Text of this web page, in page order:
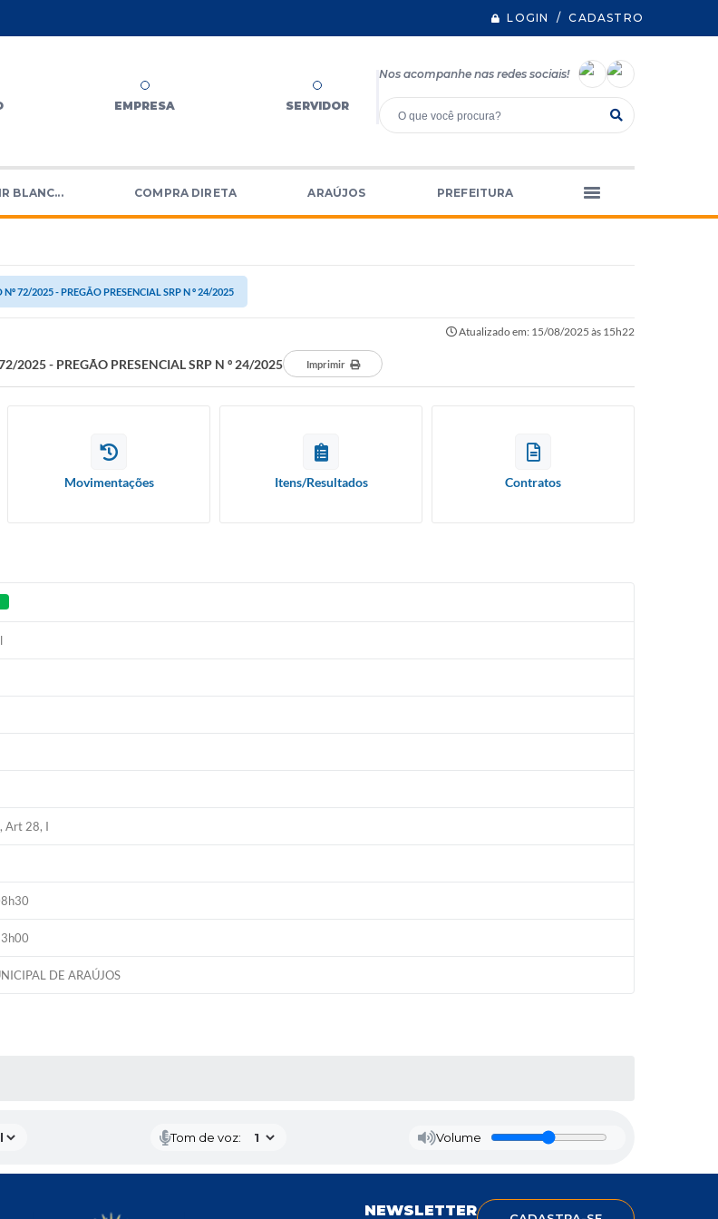
LOGIN / CADASTRO
EMPRESA SERVIDOR
Nos acompanhe nas redes sociais!
BLANC... COMPRA DIRETA ARAÚJOS PREFEITURA
72/2025 - PREGÃO PRESENCIAL SRP N º 24/2025
Atualizado em: 15/08/2025 às 15h22
2025 - PREGÃO PRESENCIAL SRP N º 24/2025 Imprimir
Movimentações Itens/Resultados Contratos
Art 28, I
DE ARAÚJOS
Tom de voz: Volume
NEWSLETTER